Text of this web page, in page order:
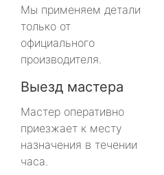
Мы применяем детали
только от
официального
производителя.
Выезд мастера
Мастер оперативно
приезжает к месту
назначения в течении
часа.